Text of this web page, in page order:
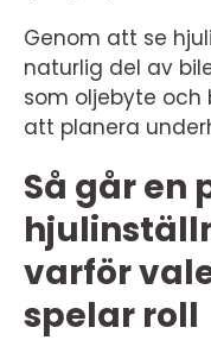
Genom att se
naturlig del av
som oljebyte och
att planera
Så går en
varför
spelar roll